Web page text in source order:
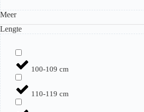
Meer
Lengte
100-109 cm
110-119 cm